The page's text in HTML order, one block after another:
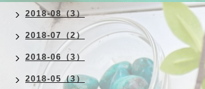
2018-08（3）
2018-07（2）
2018-06（3）
2018-05（3）